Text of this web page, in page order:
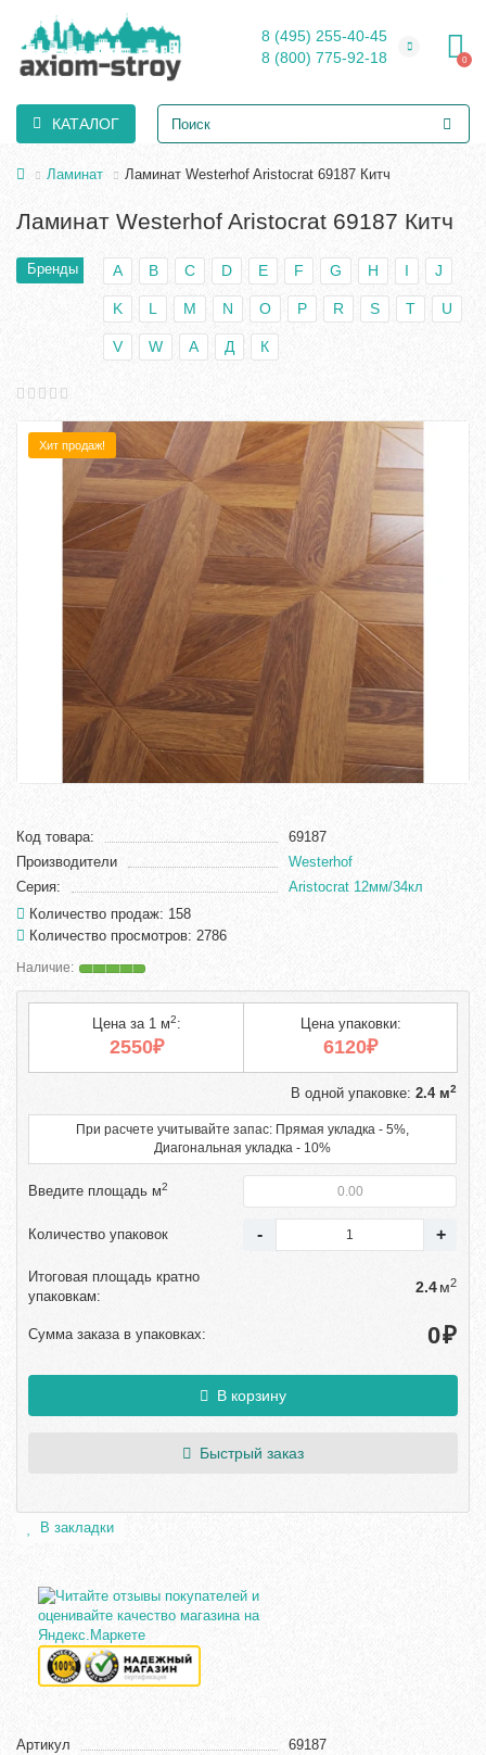
8 (495) 255-40-45
8 (800) 775-92-18
0
КАТАЛОГ
Ламинат Ламинат Westerhof Aristocrat 69187 Китч
Ламинат Westerhof Aristocrat 69187 Китч
Бренды A B C D E F G H I J
K L M N O P R S T U
V W А Д К
Хит продаж!
Код товара:
69187
Производители
Westerhof
Серия:
Aristocrat 12мм/34кл
Количество продаж: 158
Количество просмотров: 2786
Цена за 1 м2:
2550₽
Цена упаковки:
6120₽
В одной упаковке: 2.4 м2
При расчете учитывайте запас: Прямая укладка - 5%,
Диагональная укладка - 10%
Введите площадь м2
Количество упаковок
Итоговая площадь кратно
упаковкам:
м2
Сумма заказа в упаковках: ₽
В корзину
Быстрый заказ
В закладки
Артикул
69187